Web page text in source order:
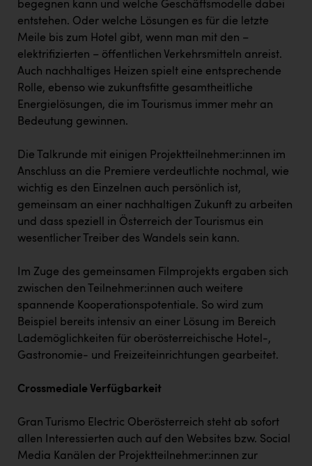
begegnen kann und welche Geschäftsmodelle dabei
entstehen. Oder welche Lösungen es für die letzte
Meile bis zum Hotel gibt, wenn man mit den –
elektrifizierten – öffentlichen Verkehrsmitteln anreist.
Auch nachhaltiges Heizen spielt eine entsprechende
Rolle, ebenso wie zukunftsfitte gesamtheitliche
Energielösungen, die im Tourismus immer mehr an
Bedeutung gewinnen.
Die Talkrunde mit einigen Projektteilnehmer:innen im
Anschluss an die Premiere verdeutlichte nochmal, wie
wichtig es den Einzelnen auch persönlich ist,
gemeinsam an einer nachhaltigen Zukunft zu arbeiten
und dass speziell in Österreich der Tourismus ein
wesentlicher Treiber des Wandels sein kann.
Im Zuge des gemeinsamen Filmprojekts ergaben sich
zwischen den Teilnehmer:innen auch weitere
spannende Kooperationspotentiale. So wird zum
Beispiel bereits intensiv an einer Lösung im Bereich
Lademöglichkeiten für oberösterreichische Hotel-,
Gastronomie- und Freizeiteinrichtungen gearbeitet.
Crossmediale Verfügbarkeit
Gran Turismo Electric Oberösterreich steht ab sofort
allen Interessierten auch auf den Websites bzw. Social
Media Kanälen der Projektteilnehmer:innen zur